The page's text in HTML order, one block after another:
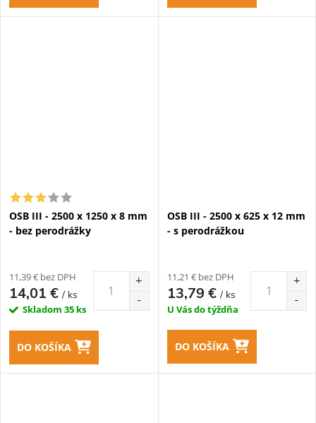
OSB III - 2500 x 1250 x 8 mm
- bez perodrážky
11,39 € bez DPH
14,01 €/ ks
Skladom 35 ks
DO KOŠÍKA
OSB III - 2500 x 625 x 12 mm
- s perodrážkou
11,21 € bez DPH
13,79 €/ ks
U Vás do týždňa
DO KOŠÍKA